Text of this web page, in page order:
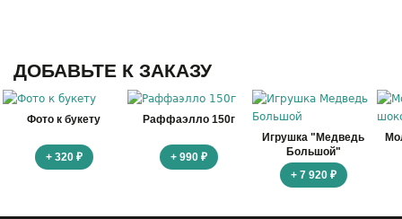
ДОБАВЬТЕ К ЗАКАЗУ
Фото к букету
+ 320 ₽
Раффаэлло 150г
+ 990 ₽
Игрушка "Медведь
Большой"
+ 7 920 ₽